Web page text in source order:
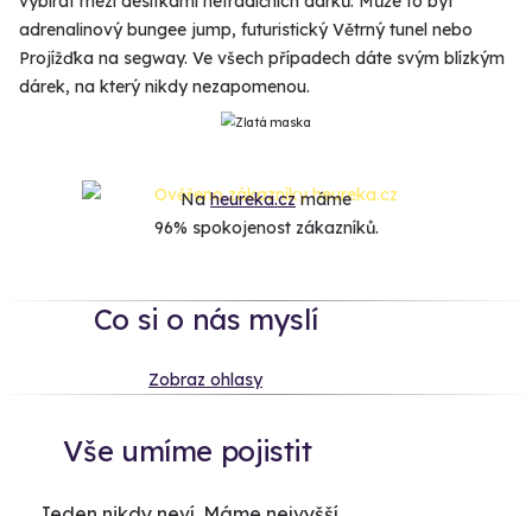
adrenalinový bungee jump, futuristický Větrný tunel nebo
Projížďka na segway. Ve všech případech dáte svým blízkým
dárek, na který nikdy nezapomenou.
Naheureka.czmáme
96% spokojenost zákazníků.
Co si o nás myslí
Zobraz ohlasy
Vše umíme pojistit